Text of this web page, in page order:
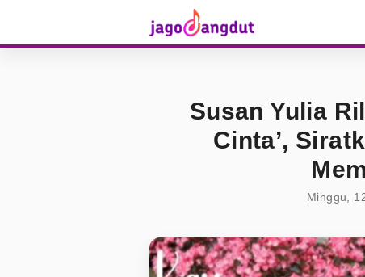
Susan Yulia
Cinta’,
Minggu,